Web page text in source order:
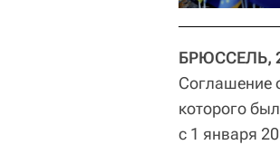
БРЮССЕЛЬ,
Соглашение
которого
с 1 января